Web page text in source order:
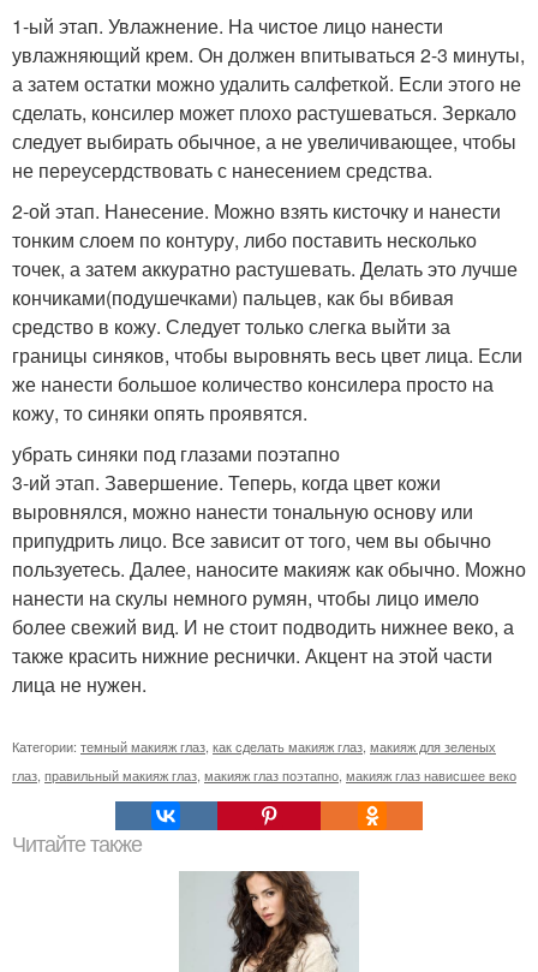
1-ый этап. Увлажнение. На чистое лицо нанести
увлажняющий крем. Он должен впитываться 2-3 минуты,
а затем остатки можно удалить салфеткой. Если этого не
сделать, консилер может плохо растушеваться. Зеркало
следует выбирать обычное, а не увеличивающее, чтобы
не переусердствовать с нанесением средства.
2-ой этап. Нанесение. Можно взять кисточку и нанести
тонким слоем по контуру, либо поставить несколько
точек, а затем аккуратно растушевать. Делать это лучше
кончиками(подушечками) пальцев, как бы вбивая
средство в кожу. Следует только слегка выйти за
границы синяков, чтобы выровнять весь цвет лица. Если
же нанести большое количество консилера просто на
кожу, то синяки опять проявятся.
убрать синяки под глазами поэтапно
3-ий этап. Завершение. Теперь, когда цвет кожи
выровнялся, можно нанести тональную основу или
припудрить лицо. Все зависит от того, чем вы обычно
пользуетесь. Далее, наносите макияж как обычно. Можно
нанести на скулы немного румян, чтобы лицо имело
более свежий вид. И не стоит подводить нижнее веко, а
также красить нижние реснички. Акцент на этой части
лица не нужен.
Категории: темный макияж глаз как сделать макияж глаз макияж для зеленых
глаз правильный макияж глаз макияж глаз поэтапно макияж глаз нависшее веко
Читайте также